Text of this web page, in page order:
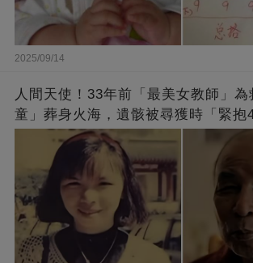
2025/09/14
人間天使！33年前「最美女教師」為
童」葬身火海，遺骸被尋獲時「緊抱
崩：真正的英雄不該被遺忘